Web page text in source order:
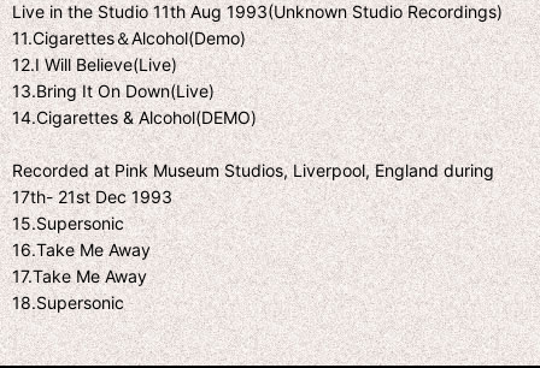
Live in the Studio 11th Aug 1993(Unknown Studio Recordings)
11.Cigarettes＆Alcohol(Demo)
12.I Will Believe(Live)
13.Bring It On Down(Live)
14.Cigarettes & Alcohol(DEMO)
Recorded at Pink Museum Studios, Liverpool, England during
17th- 21st Dec 1993
15.Supersonic
16.Take Me Away
17.Take Me Away
18.Supersonic